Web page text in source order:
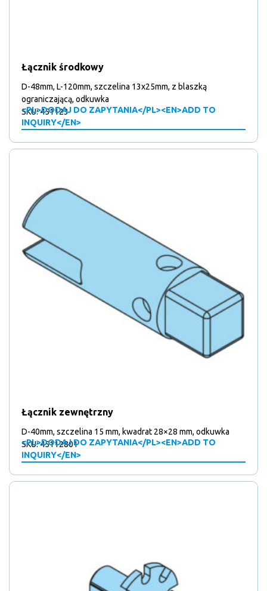
Łącznik środkowy
D-48mm, L-120mm, szczelina 13x25mm, z blaszką
ograniczającą, odkuwka
<PL>DODAJ DO ZAPYTANIA</PL><EN>ADD TO
INQUIRY</EN>
SKU: 451123
Łącznik zewnętrzny
D-40mm, szczelina 15 mm, kwadrat 28×28 mm, odkuwka
<PL>DODAJ DO ZAPYTANIA</PL><EN>ADD TO
INQUIRY</EN>
SKU: 45112801